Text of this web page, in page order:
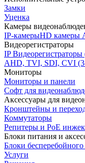
Замки
Уценка
Камеры
IP-камерыHD камеры
Видеорегистраторы
IP
AHD, TVI, SDI, CVI
Мониторы
Мониторы и панели
Софт для
Аксессуары для
Кронштейны и
Коммутаторы
Репитеры и PoE
Блоки питания и
Блоки
Услуги